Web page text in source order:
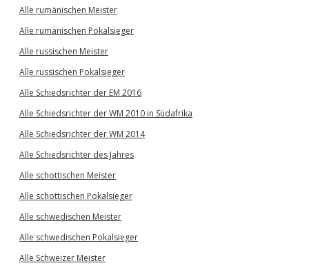
Alle rumänischen Meister
Alle rumänischen Pokalsieger
Alle russischen Meister
Alle russischen Pokalsieger
Alle Schiedsrichter der EM 2016
Alle Schiedsrichter der WM 2010 in Südafrika
Alle Schiedsrichter der WM 2014
Alle Schiedsrichter des Jahres
Alle schottischen Meister
Alle schottischen Pokalsieger
Alle schwedischen Meister
Alle schwedischen Pokalsieger
Alle Schweizer Meister